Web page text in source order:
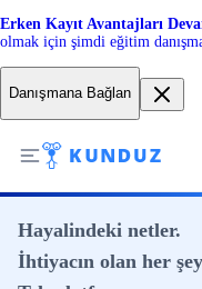
Erken Kayıt Avantajları
olmak için şimdi eğitim
Danışmana Bağlan
Hayalindeki netler.
İhtiyacın olan her